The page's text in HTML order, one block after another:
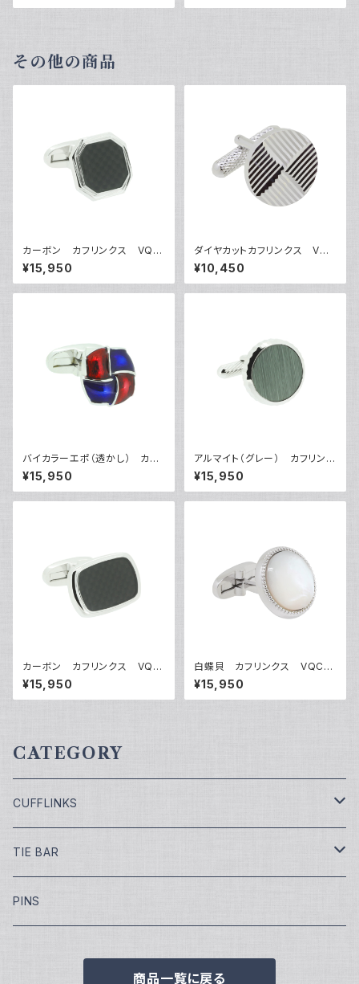
その他の商品
カーボン カフリンクス VQC
-1211
¥15,950
ダイヤカットカフリンクス VQC
-0701
¥10,450
バイカラーエポ（透かし） カフ
リンクス VQC-1201
¥15,950
アルマイト（グレー） カフリンク
ス VQC-1209GR
¥15,950
カーボン カフリンクス VQC
-1210
¥15,950
白蝶貝 カフリンクス VQC-1
212A
¥15,950
CATEGORY
CUFFLINKS
￥7,700
￥9,900
TIE BAR
￥4,400
PINS
商品一覧に戻る